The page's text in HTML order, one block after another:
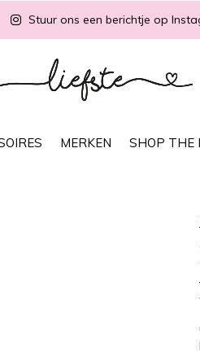
MERKEN SHOP THE
Stuur ons een berichtje op